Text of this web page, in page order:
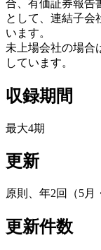
合、有価証券報告
として、連結子会
います。
未上場会社の場合
しています。
収録期間
最大4期
更新
原則、年2回（5月
更新件数